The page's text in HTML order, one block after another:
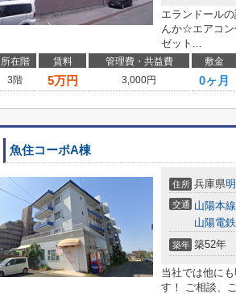
エランドール
んか☆エアコン
ゼット...
所在階 賃料 管理費・共益費 敷金
3階
5万円 3,000円 0ヶ月
魚住コーポA棟
住所 兵庫県
交通 山陽本線
山陽電
築年 築52年
当社では他に
す！ ご相談、